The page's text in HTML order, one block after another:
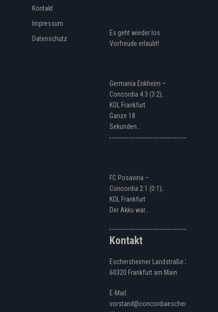
Kontakt
Impressum
Datenschutz
Es geht wieder los
Vorfreude erlaubt!
Germania Enkheim –
Concordia 4:3 (3:2);
KOL Frankfurt
Ganze 18
Sekunden…
FC Posavina –
Concordia 2:1 (0:1);
KOL Frankfurt
Der Akku war…
Kontakt
Eschersheimer Landstraße 328
60320 Frankfurt am Main
E-Mail:
vorstand@concordiaeschersheim.de